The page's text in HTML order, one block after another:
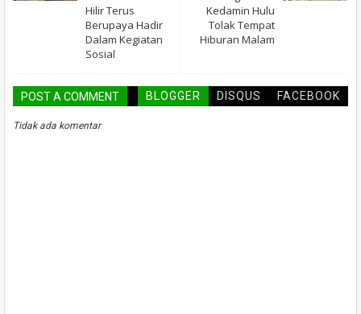
Kedamin Hulu
Tolak Tempat
Hiburan Malam
Hilir Terus
Berupaya Hadir
Dalam Kegiatan
Sosial
POST A COMMENT BLOGGER DISQUS FACEBOOK
Tidak ada komentar